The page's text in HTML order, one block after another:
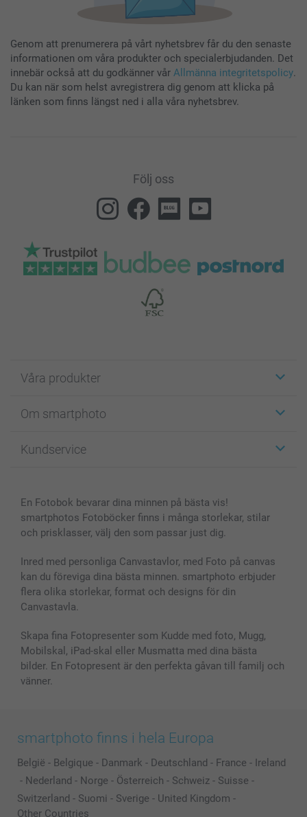
Genom att prenumerera på vårt nyhetsbrev får du den senaste
informationen om våra produkter och specialerbjudanden. Det
innebär också att du godkänner vår Allmänna integritetspolicy.
Du kan när som helst avregistrera dig genom att klicka på
länken som finns längst ned i alla våra nyhetsbrev.
Följ oss
Våra produkter
Fotokort
Fotoböcker
Skal till Mobil & Surfplatta
MyNameBook
Fotoramar & Tillbehör
Presentkort
Alla fotoprodukter
Om smartphoto
För affiliates
Sitemap
Villkor och garantier
Kundservice
smartbonus
Priser & betalning
En Fotobok bevarar dina minnen på bästa vis!
smartphotos Fotoböcker finns i många storlekar, stilar
och prisklasser, välj den som passar just dig.
Inred med personliga Canvastavlor, med Foto på canvas
kan du föreviga dina bästa minnen. smartphoto erbjuder
flera olika storlekar, format och designs för din
Canvastavla.
Skapa fina Fotopresenter som Kudde med foto, Mugg,
Mobilskal, iPad-skal eller Musmatta med dina bästa
bilder. En Fotopresent är den perfekta gåvan till familj och
vänner.
smartphoto finns i hela Europa
België - Belgique - Danmark - Deutschland - France - Ireland
- Nederland - Norge - Österreich - Schweiz - Suisse -
Switzerland - Suomi - Sverige - United Kingdom -
Other Countries